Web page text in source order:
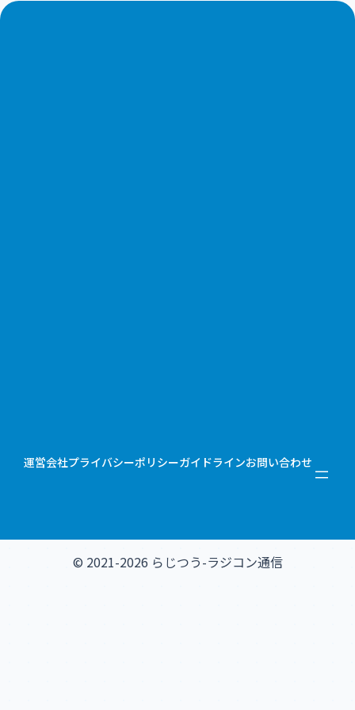
運営会社プライバシーポリシーガイドラインお問い合わせ
© 2021-2026 らじつう-ラジコン通信